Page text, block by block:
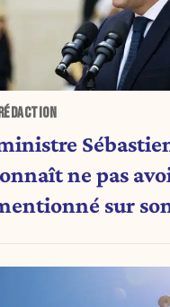
ne pas
sur